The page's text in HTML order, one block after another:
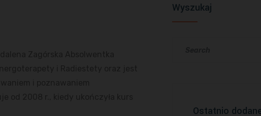
Wyszukaj
Ostatnio